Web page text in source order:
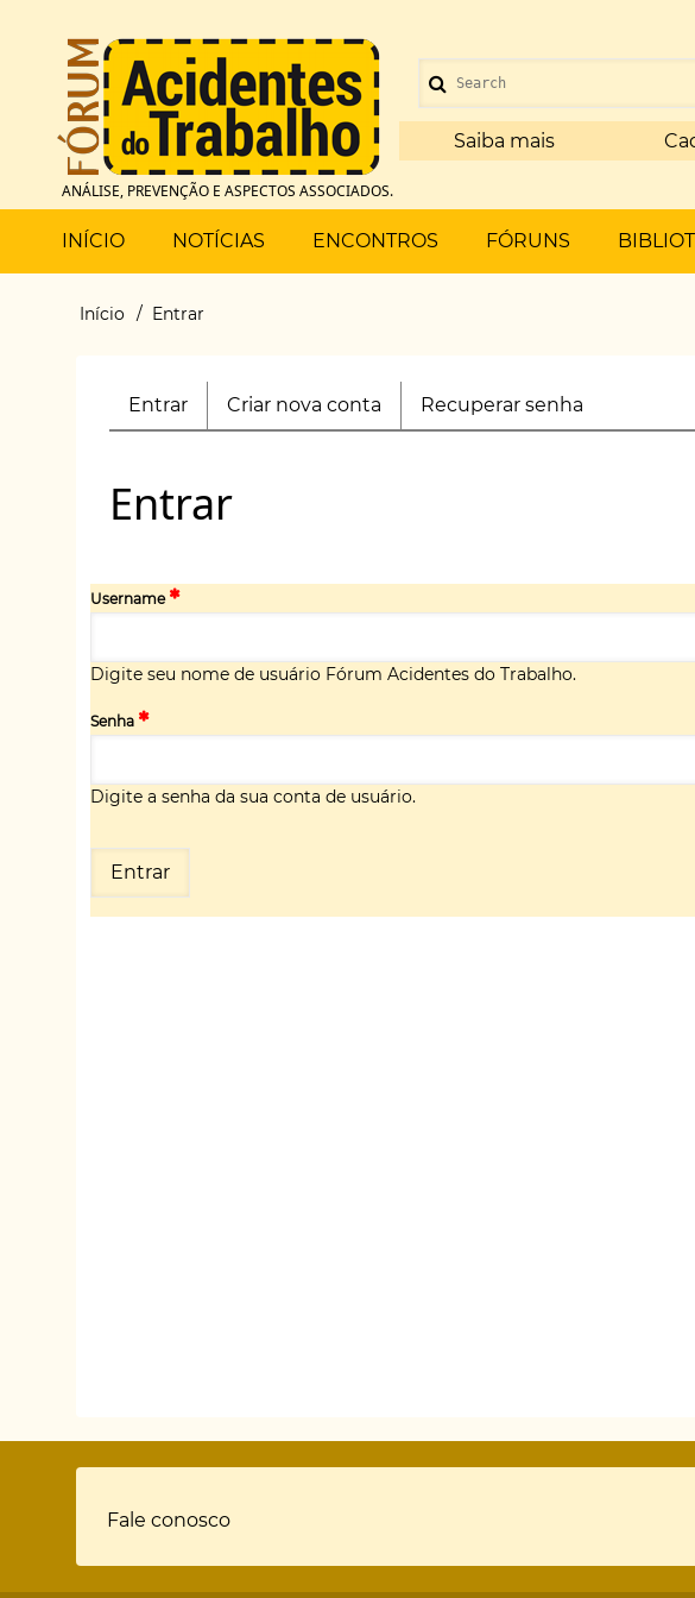
conteúdo
principal
ANÁLISE, PREVENÇÃO E ASPECTOS ASSOCIADOS.
Menu
de
conta
de
usuário
Saiba mais
Main
menu
INÍCIO NOTÍCIAS ENCONTROS FÓRUNS
Trilha
navegação
Início Entrar
Primary
Entrar (aba
ativa)
Criar nova conta Recuperar senha
Entrar
Username
Digite seu nome de usuário Fórum Acidentes do Trabalho.
Senha
Digite a senha da sua conta de usuário.
Rodapé
Fale conosco